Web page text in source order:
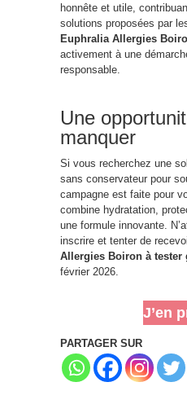
honnête et utile,
solutions proposées par
Euphralia Allergies
activement à une
responsable.
Une
manquer
Si vous recherchez une
sans conservateur pour
campagne est faite pour
combine hydratation,
une formule innovante.
inscrire et tenter de
Allergies Boiron à tester
février 2026.
J’en
PARTAGER SUR